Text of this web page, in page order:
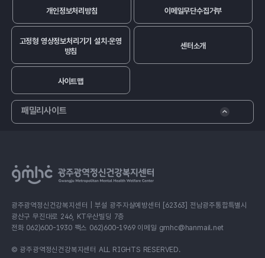
개인정보처리방침 이메일무단수집거부
고정형 영상정보처리기기 설치·운영
방침
센터소개
사이트맵
패밀리사이트
광주광역정신건강복지센터 | 부설 광주자살예방센터 [62363] 전남광주통합특별시
광산구 무진대로 246, KT우산빌딩 7층
전화 062)600-1930 팩스 062)600-1969 이메일 gmhc@hanmail.net
© 광주광역정신건강복지센터 ALL RIGHTS RESERVED.